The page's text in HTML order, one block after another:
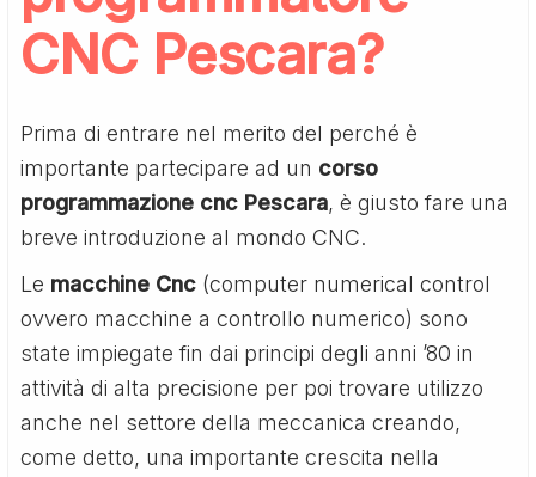
CNC Pescara?
Prima di entrare nel merito del perché è
importante partecipare ad un corso
programmazione cnc Pescara, è giusto fare una
breve introduzione al mondo CNC.
Le macchine Cnc (computer numerical control
ovvero macchine a controllo numerico) sono
state impiegate fin dai principi degli anni ’80 in
attività di alta precisione per poi trovare utilizzo
anche nel settore della meccanica creando,
come detto, una importante crescita nella